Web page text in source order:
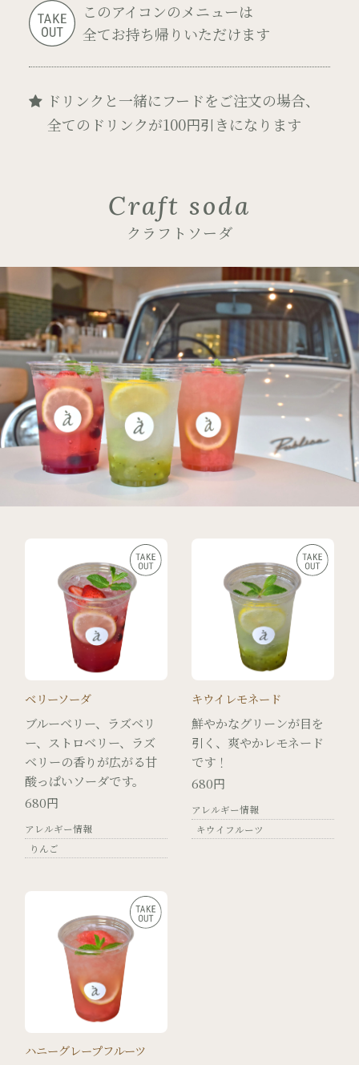
このアイコンのメニューは
全てお持ち帰りいただけます
ドリンクと一緒にフードをご注文の場合、
全てのドリンクが100円引きになります
Craft soda
クラフトソーダ
ベリーソーダ
ブルーベリー、ラズベリ
ー、ストロベリー、ラズ
ベリーの香りが広がる甘
酸っぱいソーダです。
680円
アレルギー情報
りんご
キウイレモネード
鮮やかなグリーンが目を
引く、爽やかレモネード
です！
680円
アレルギー情報
キウイフルーツ
ハニーグレープフルーツ